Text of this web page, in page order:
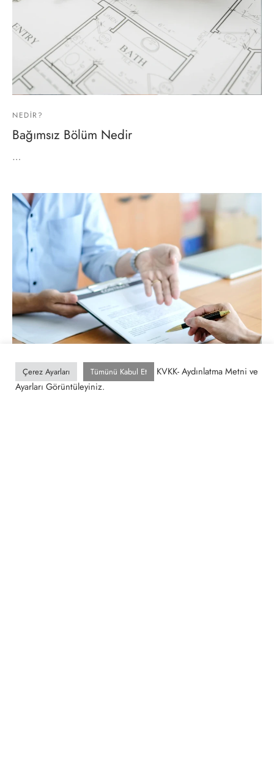
NEDIR?
Bağımsız Bölüm Nedir
…
Çerez Ayarları Tümünü Kabul Et
KVKK- Aydınlatma Metni ve
Ayarları Görüntüleyiniz.